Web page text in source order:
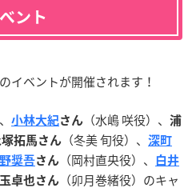
ント
イベントが開催されます！
小林大紀さん （水嶋 咲役）、
浦
拓馬さん （冬美 旬役）、
深町
奨吾さん （岡村直央役）、
白井
卓也さん
（卯月巻緒役）のキャ